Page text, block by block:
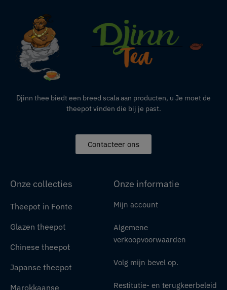
Djinn thee biedt een breed scala aan producten, u Je moet de
theepot vinden die bij je past.
Contacteer ons
Onze collecties
Theepot in Fonte
Glazen theepot
Chinese theepot
Japanse theepot
Marokkaanse
Onze informatie
Mijn account
Algemene
verkoopvoorwaarden
Volg mijn bevel op.
Restitutie- en terugkeerbeleid